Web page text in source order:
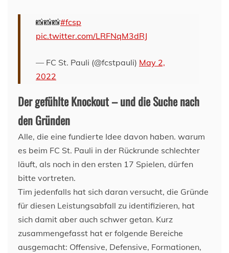
📸📸📸#fcsp
pic.twitter.com/LRFNqM3dRJ
— FC St. Pauli (@fcstpauli) May 2,
2022
Der gefühlte Knockout – und die Suche nach
den Gründen
Alle, die eine fundierte Idee davon haben. warum
es beim FC St. Pauli in der Rückrunde schlechter
läuft, als noch in den ersten 17 Spielen, dürfen
bitte vortreten.
Tim jedenfalls hat sich daran versucht, die Gründe
für diesen Leistungsabfall zu identifizieren, hat
sich damit aber auch schwer getan. Kurz
zusammengefasst hat er folgende Bereiche
ausgemacht: Offensive, Defensive, Formationen,